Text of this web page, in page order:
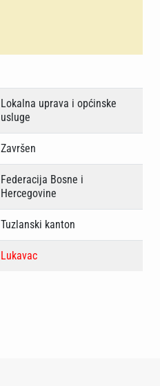
Lokalna uprava i općinske
usluge
Završen
Federacija Bosne i
Hercegovine
Tuzlanski kanton
Lukavac